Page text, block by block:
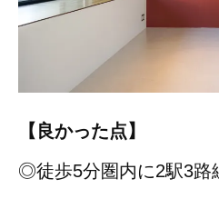
【良かった点】
◎徒歩5分圏内に2駅3路